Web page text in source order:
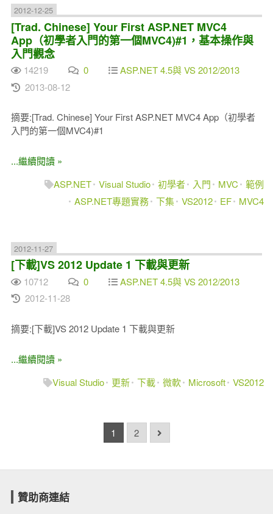
2012-12-25
[Trad. Chinese] Your First ASP.NET MVC4
App（初學者入門的第一個MVC4)#1，基本操作與
入門觀念
14219 0
ASP.NET 4.5與 VS 2012/2013
2013-08-12
摘要:[Trad. Chinese] Your First ASP.NET MVC4 App（初學者
入門的第一個MVC4)#1
...繼續閱讀 »
ASP.NET Visual Studio 初學者 入門 MVC
範例
ASP.NET專題實務 下集 VS2012 EF MVC4
2012-11-27
[下載]VS 2012 Update 1 下載與更新
10712 0
ASP.NET 4.5與 VS 2012/2013
2012-11-28
摘要:[下載]VS 2012 Update 1 下載與更新
...繼續閱讀 »
Visual Studio
更新 下載 微軟 Microsoft VS2012
1 2
贊助商連結